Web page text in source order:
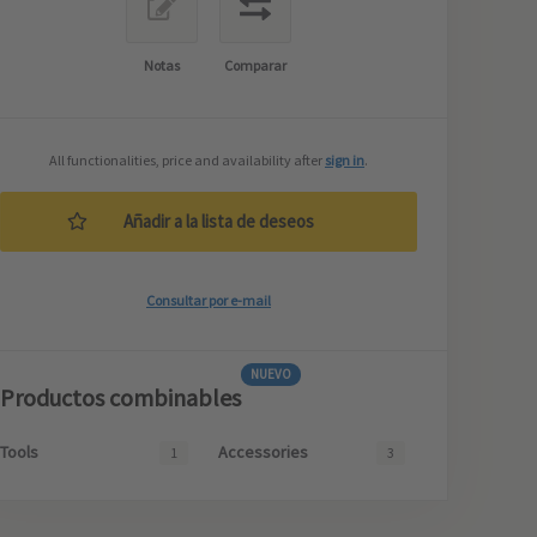
Notas Comparar
All functionalities, price and availability after sign in.
Añadir a la lista de deseos
Consultar por e-mail
Productos combinables
NUEVO
Tools 1 Accessories 3